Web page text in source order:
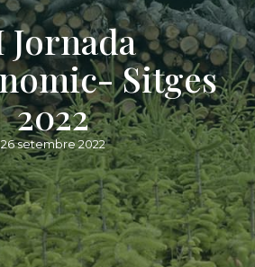
Jornada
Sitges
2022
26 setembre 2022